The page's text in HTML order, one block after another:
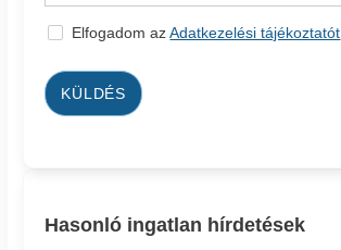
Elfogadom azAdatkezelési tájékoztatót
KÜLDÉS
Hasonló ingatlan hírdetések